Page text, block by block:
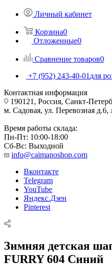
Личный кабинет
Корзина0
Отложенные0
Сравнение товаров0
+7 (952) 243-40-01 для
Контактная информация
190121, Россия, Санкт-
м. Садовая, ул. Перевозная д.6,
Время работы склада:
Пн-Пт: 10:00-18:00
Сб-Вс: Выходной
info@caimanoshop.com
Вконтакте
Telegram
YouTube
Яндекс.Дзен
Pinterest
Зимняя детская
FURRY 604 Синий